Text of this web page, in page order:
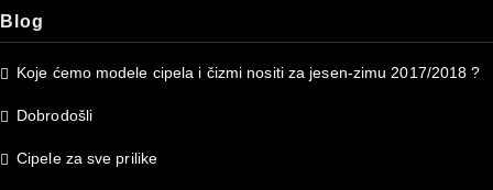
Blog
Koje ćemo modele cipela i čizmi nositi za jesen-zimu 2017/2018 ?
Dobrodošli
Cipele za sve prilike